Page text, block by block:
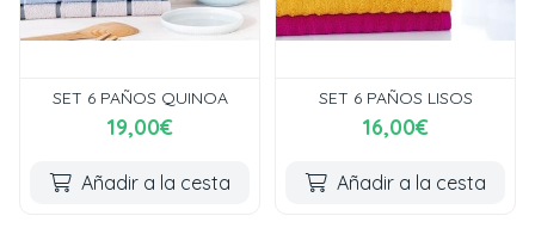
SET 6 PAÑOS QUINOA
19,00€
Añadir a la cesta
SET 6 PAÑOS LISOS
16,00€
Añadir a la cesta